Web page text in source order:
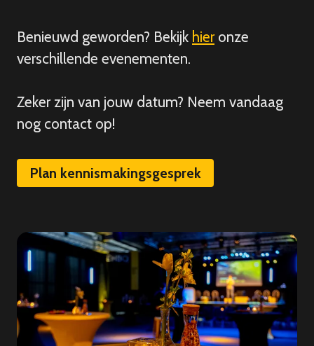
Benieuwd geworden? Bekijk hieronze
verschillende evenementen.
Zeker zijn van jouw datum? Neem vandaag
nog contact op!
Plan kennismakingsgesprek